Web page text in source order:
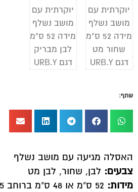
שתף:
האסלה מגיעה עם מושב נשלף
צבעים: לבן, שחור, לבן מט
מידות: